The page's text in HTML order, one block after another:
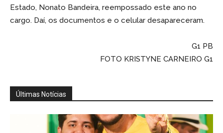
Estado, Nonato Bandeira, reempossado este ano no
cargo. Daí, os documentos e o celular desapareceram.
G1 PB
FOTO KRISTYNE CARNEIRO G1
Últimas Notícias